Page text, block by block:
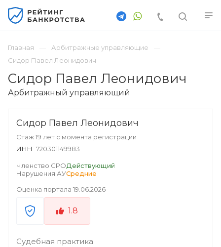
Главная
Арбитражные управляющие
Сидор Павел Леонидович
Сидор Павел Леонидович
Арбитражный управляющий
Сидор Павел Леонидович
Стаж 19 лет с момента регистрации
ИНН 720301149983
Членство СРОДействующий
Нарушения АУСредние
Оценка портала 19.06.2026
1.8
Судебная практика